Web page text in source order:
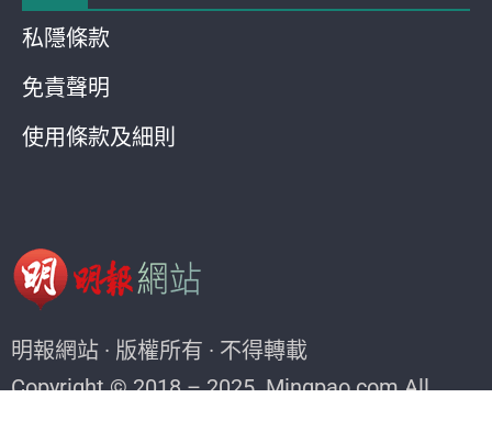
私隱條款
免責聲明
使用條款及細則
明報網站 · 版權所有 · 不得轉載
Copyright © 2018 – 2025. Mingpao.com All